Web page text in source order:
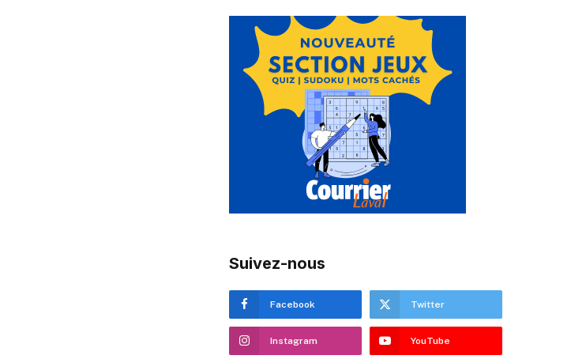
Suivez-nous
Facebook Twitter
Instagram YouTube